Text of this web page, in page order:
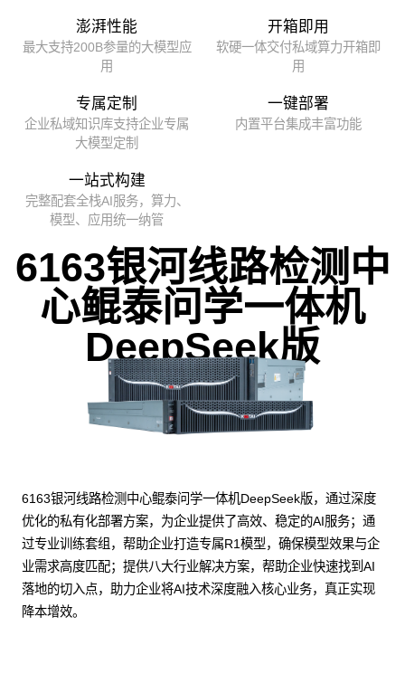
澎湃性能
最大支持200B参量的大模型应
用
开箱即用
软硬一体交付私域算力开箱即
用
专属定制
企业私域知识库支持企业专属
大模型定制
一键部署
内置平台集成丰富功能
一站式构建
完整配套全栈AI服务，算力、
模型、应用统一纳管
6163银河线路检测中
心鲲泰问学一体机
DeepSeek版
6163银河线路检测中心鲲泰问学一体机DeepSeek版，通过深度
优化的私有化部署方案，为企业提供了高效、稳定的AI服务；通
过专业训练套组，帮助企业打造专属R1模型，确保模型效果与企
业需求高度匹配；提供八大行业解决方案，帮助企业快速找到AI
落地的切入点，助力企业将AI技术深度融入核心业务，真正实现
降本增效。